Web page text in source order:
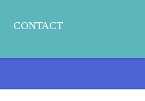
CONTACT